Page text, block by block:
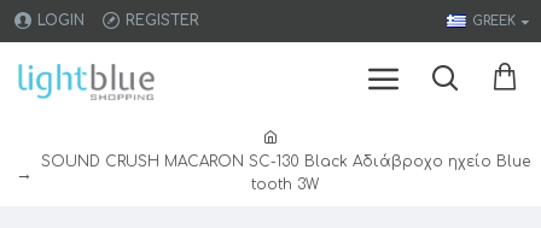
LOGIN REGISTER GREEK
SOUND CRUSH MACARON SC-130 Black Aδιάβροχο ηχείο Blue
tooth 3W